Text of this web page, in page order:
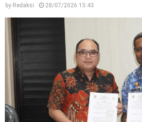
by Redaksi 28/07/2026 15:43